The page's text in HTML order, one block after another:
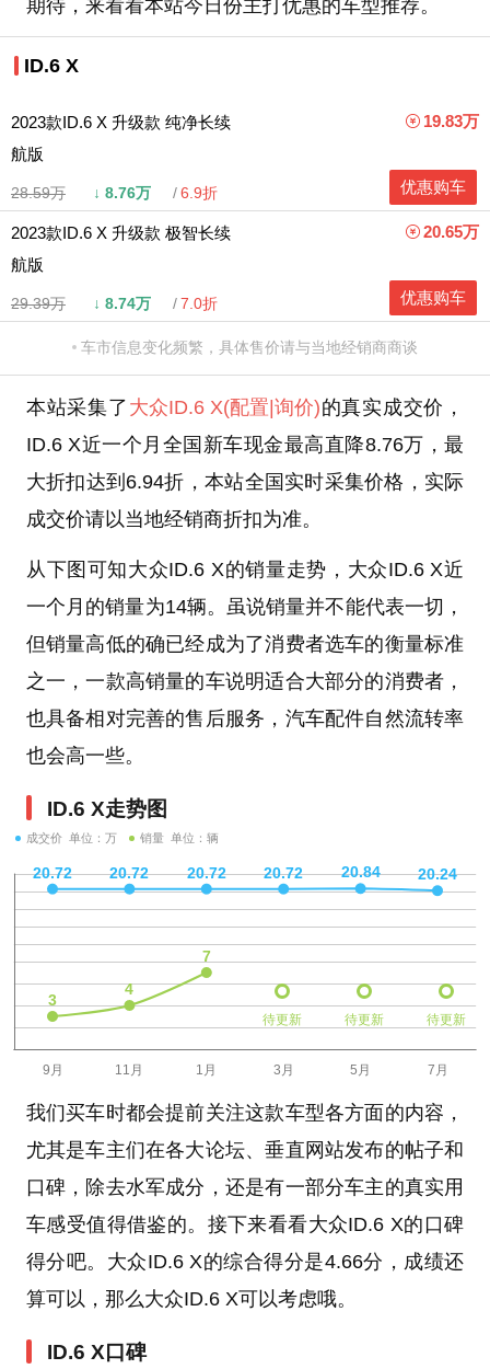
期待，来看看本站今日份主打优惠的车型推荐。
ID.6 X
2023款ID.6 X 升级款 纯净长续
航版
28.59万 ↓ 8.76万 6.9折
19.83万
优惠购车
2023款ID.6 X 升级款 极智长续
航版
29.39万 ↓ 8.74万 7.0折
20.65万
优惠购车
车市信息变化频繁，具体售价请与当地经销商商谈
本站采集了 大众ID.6 X(配置|询价)的真实成交价，
ID.6 X近一个月全国新车现金最高直降8.76万，最
大折扣达到6.94折，本站全国实时采集价格，实际
成交价请以当地经销商折扣为准。
从下图可知大众ID.6 X的销量走势，大众ID.6 X近
一个月的销量为14辆。虽说销量并不能代表一切，
但销量高低的确已经成为了消费者选车的衡量标准
之一，一款高销量的车说明适合大部分的消费者，
也具备相对完善的售后服务，汽车配件自然流转率
也会高一些。
ID.6 X走势图
成交价 单位：万 销量 单位：辆
待更新 待更新 待更新
我们买车时都会提前关注这款车型各方面的内容，
尤其是车主们在各大论坛、垂直网站发布的帖子和
口碑，除去水军成分，还是有一部分车主的真实用
车感受值得借鉴的。接下来看看大众ID.6 X的口碑
得分吧。大众ID.6 X的综合得分是4.66分，成绩还
算可以，那么大众ID.6 X可以考虑哦。
ID.6 X口碑